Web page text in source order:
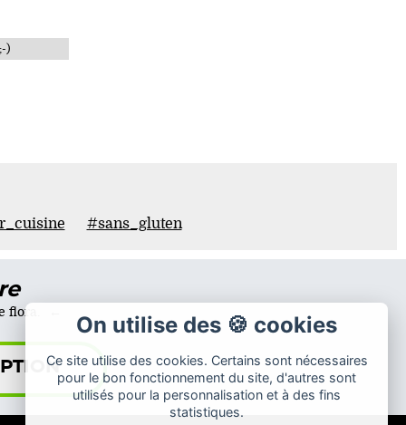
)
#sans_gluten
On utilise des 🍪 cookies
Ce site utilise des cookies. Certains sont nécessaires
pour le bon fonctionnement du site, d'autres sont
utilisés pour la personnalisation et à des fins
statistiques.